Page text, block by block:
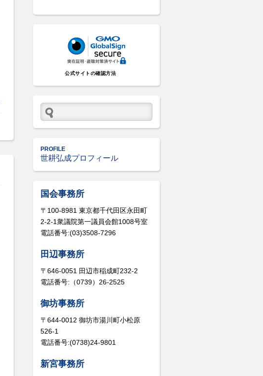
公式サイトの確認方法
PROFILE
世耕弘成プロフィール
国会事務所
〒100-8981 東京都千代田区永田町
2-2-1衆議院第一議員会館1008号室
電話番号:(03)3508-7296
田辺事務所
〒646-0051 田辺市稲成町232-2
電話番号:（0739）26-2525
御坊事務所
〒644-0012 御坊市湯川町小松原
526-1
電話番号:(0738)24-9801
新宮事務所